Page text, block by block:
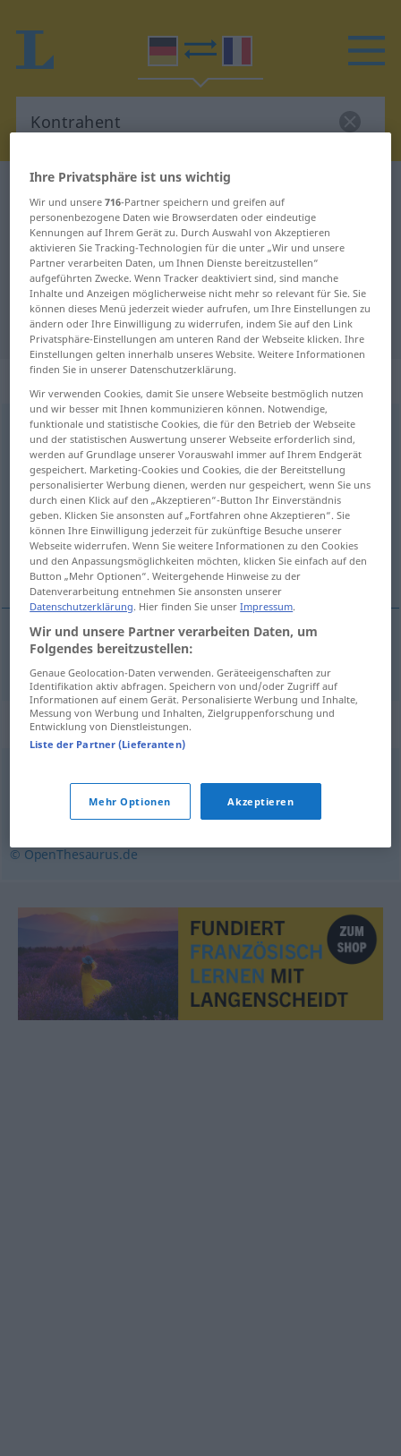
Deutsch-Französisch Wörterbuch
Deutsch-Französisch Übersetzung
für "Kontrahent"
"Kontrahent" Französisch
Übersetzung
„Kontrahent“: Maskulinum
Kontrahent [kɔntraˈhɛnt(ɪn)]m <Kontrahenten;
Kontrahenten>Kontrahentin(f)<Kontrahentin;
Kontrahentinnen>
Übersicht aller Übersetzungen
(Für mehr Details die Übersetzung anklicken/antippen)
adversaire
adversairem/f Kontrahent
Synonyme für "Kontrahent"
Antagonist,Konkurrent,Sparringspartner (fig.)
Widersacher,Opponent Feind,Gegner
© OpenThesaurus.de
Ihre Privatsphäre ist uns wichtig
Wir und unsere716-Partner speichern und greifen auf
personenbezogene Daten wie Browserdaten oder eindeutige
Kennungen auf Ihrem Gerät zu. Durch Auswahl von Akzeptieren
aktivieren Sie Tracking-Technologien für die unter „Wir und unsere
Partner verarbeiten Daten, um Ihnen Dienste bereitzustellen“
aufgeführten Zwecke. Wenn Tracker deaktiviert sind, sind manche
Inhalte und Anzeigen möglicherweise nicht mehr so relevant für Sie. Sie
können dieses Menü jederzeit wieder aufrufen, um Ihre Einstellungen zu
ändern oder Ihre Einwilligung zu widerrufen, indem Sie auf den Link
Privatsphäre-Einstellungen am unteren Rand der Webseite klicken. Ihre
Einstellungen gelten innerhalb unseres Website. Weitere Informationen
finden Sie in unserer Datenschutzerklärung.
Wir verwenden Cookies, damit Sie unsere Webseite bestmöglich nutzen
und wir besser mit Ihnen kommunizieren können. Notwendige,
funktionale und statistische Cookies, die für den Betrieb der Webseite
und der statistischen Auswertung unserer Webseite erforderlich sind,
werden auf Grundlage unserer Vorauswahl immer auf Ihrem Endgerät
gespeichert. Marketing-Cookies und Cookies, die der Bereitstellung
personalisierter Werbung dienen, werden nur gespeichert, wenn Sie uns
durch einen Klick auf den „Akzeptieren“-Button Ihr Einverständnis
geben. Klicken Sie ansonsten auf „Fortfahren ohne Akzeptieren“. Sie
können Ihre Einwilligung jederzeit für zukünftige Besuche unserer
Webseite widerrufen. Wenn Sie weitere Informationen zu den Cookies
und den Anpassungsmöglichkeiten möchten, klicken Sie einfach auf den
Button „Mehr Optionen“. Weitergehende Hinweise zu der
Datenverarbeitung entnehmen Sie ansonsten unserer
Datenschutzerklärung. Hier finden Sie unserImpressum.
Wir und unsere Partner verarbeiten Daten, um
Folgendes bereitzustellen:
Genaue Geolocation-Daten verwenden. Geräteeigenschaften zur
Identifikation aktiv abfragen. Speichern von und/oder Zugriff auf
Informationen auf einem Gerät. Personalisierte Werbung und Inhalte,
Messung von Werbung und Inhalten, Zielgruppenforschung und
Entwicklung von Dienstleistungen.
Liste der Partner (Lieferanten)
Mehr Optionen Akzeptieren